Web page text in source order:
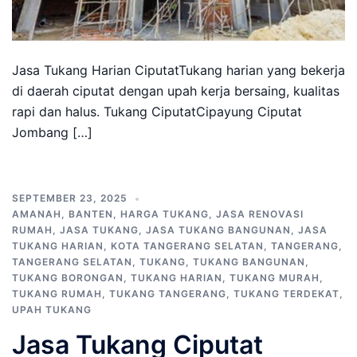
Jasa Tukang Harian CiputatTukang harian yang bekerja
di daerah ciputat dengan upah kerja bersaing, kualitas
rapi dan halus. Tukang CiputatCipayung Ciputat
Jombang […]
SEPTEMBER 23, 2025
AMANAH , BANTEN , HARGA TUKANG, JASA RENOVASI
RUMAH , JASA TUKANG, JASA TUKANG BANGUNAN , JASA
TUKANG HARIAN , KOTA TANGERANG SELATAN , TANGERANG,
TANGERANG SELATAN , TUKANG, TUKANG BANGUNAN ,
TUKANG BORONGAN , TUKANG HARIAN , TUKANG MURAH ,
TUKANG RUMAH , TUKANG TANGERANG, TUKANG TERDEKAT,
UPAH TUKANG
Jasa Tukang Ciputat